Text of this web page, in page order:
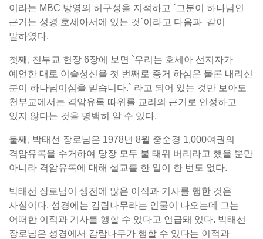
이라는 MBC 방영의 허구성을 지적하고 `그분이 하나님인
근거는 성경 호세아서에 있는 것`이라고 다음과 같이
말하였다.
첫째, 천부교 헌장 6장에 보면 `우리는 호세아 선지자가
예언한 대로 이슬성신을 첫 번째로 증거 하심은 물론 내리신
분이 하나님이심을 믿습니다.` 라고 되어 있는 것만 보아도
천부교에서는 격암유록 따위를 교리의 근거로 인정하고
있지 않다는 것을 명백히 알 수 있다.
둘째, 박태선 장로님은 1978년 8월 중순경 1,000여권의
격암유록을 수거하여 당장 모두 불 태워 버리라고 했을 뿐만
아니라 격암유록에 대해 설교를 한 일이 한 번도 없다.
박태선 장로님이 생전에 많은 이적과 기사를 행한 것은
사실이다. 성경에는 감람나무라는 인물이 나오는데 그는
어떠한 이적과 기사를 행할 수 있다고 언급돼 있다. 박태선
장로님은 성경에서 감람나무가 행할 수 있다는 이적과